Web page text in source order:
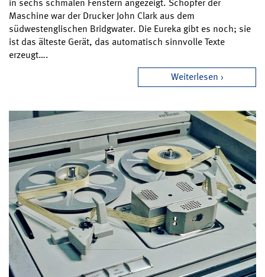
in sechs schmalen Fenstern angezeigt. Schöpfer der
Maschine war der Drucker John Clark aus dem
südwestenglischen Bridgwater. Die Eureka gibt es noch; sie
ist das älteste Gerät, das automatisch sinnvolle Texte
erzeugt….
Weiterlesen